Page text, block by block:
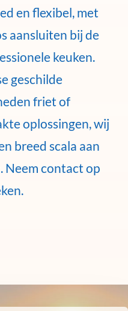
en flexibel, met
aansluiten bij de
keuken.
geschilde
friet of
oplossingen, wij
breed scala aan
Neem contact op